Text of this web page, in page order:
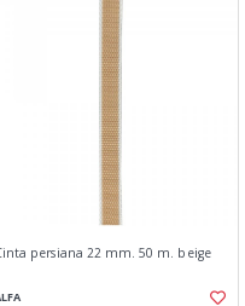
persiana 22 mm. 50 m. beige